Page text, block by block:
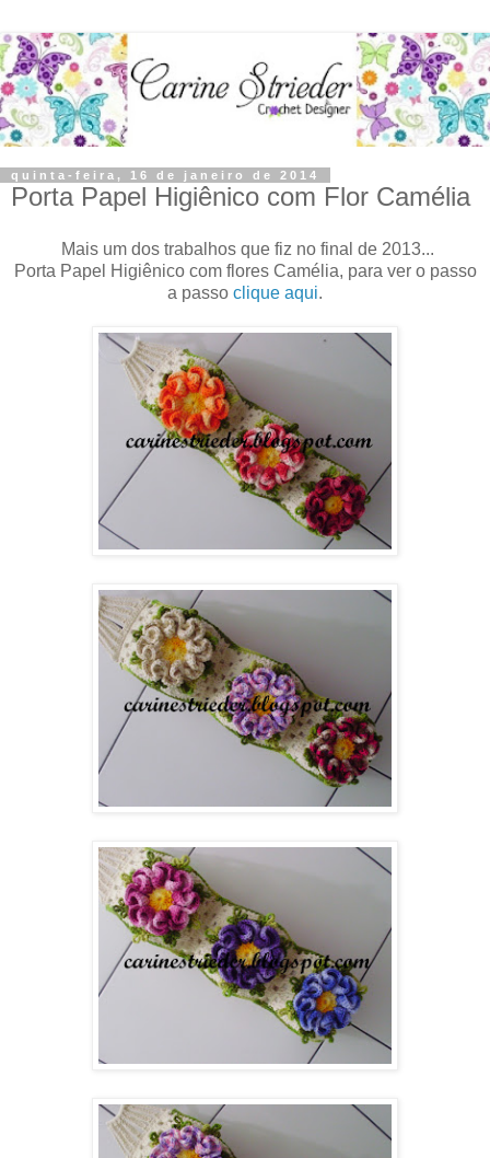
quinta-feira, 16 de janeiro de 2014
Porta Papel Higiênico com Flor Camélia
Mais um dos trabalhos que fiz no final de 2013...
Porta Papel Higiênico com flores Camélia, para ver o passo
a passo clique aqui.